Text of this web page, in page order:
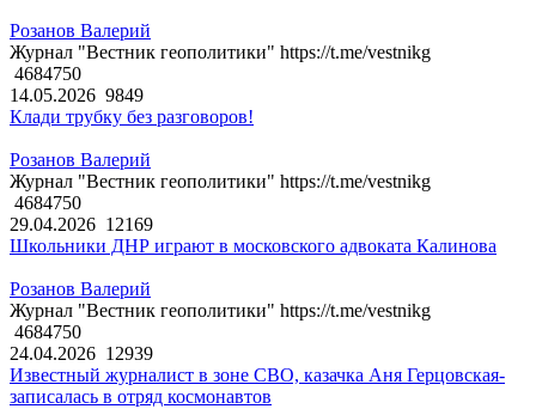
Розанов Валерий
Журнал "Вестник геополитики" https://t.me/vestnikg
4684750
14.05.2026 9849
Клади трубку без разговоров!
Розанов Валерий
Журнал "Вестник геополитики" https://t.me/vestnikg
4684750
29.04.2026 12169
Школьники ДНР играют в московского адвоката Калинова
Розанов Валерий
Журнал "Вестник геополитики" https://t.me/vestnikg
4684750
24.04.2026 12939
Известный журналист в зоне СВО, казачка Аня Герцовская-
записалась в отряд космонавтов